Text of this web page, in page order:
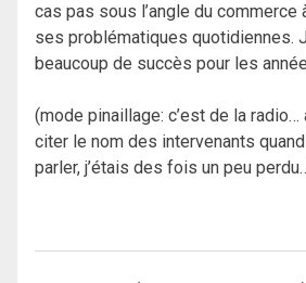
cas pas sous l’angle du commerce
ses problématiques quotidiennes.
beaucoup de succès pour les
(mode pinaillage: c’est de la
citer le nom des intervenants
parler, j’étais des fois un peu